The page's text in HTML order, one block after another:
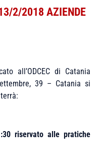
2/2018 AZIENDE
all’ODCEC di Catania
39 – Catania si
riservato alle pratiche